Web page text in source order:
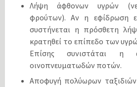
Λήψη άφθονων υγρών
φρούτων). Αν η εφίδρωση
συστήνεται η πρόσθετη
κρατηθεί το επίπεδο των
Επίσης συνιστάται η
οινοπνευματωδών ποτών.
Αποφυγή πολύωρων